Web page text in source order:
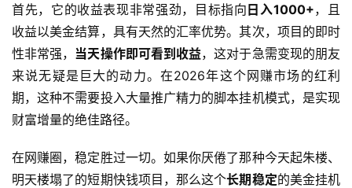
首先，它的收益表现非常强劲，目标指向日入1000+，且
收益以美金结算，具有天然的汇率优势。其次，项目的即时
性非常强， 当天操作即可看到收益，这对于急需变现的朋友
来说无疑是巨大的动力。在2026年这个网赚市场的红利
期，这种不需要投入大量推广精力的脚本挂机模式，是实现
财富增量的绝佳路径。
在网赚圈，稳定胜过一切。如果你厌倦了那种今天起朱楼、
明天楼塌了的短期快钱项目，那么这个长期稳定的美金挂机